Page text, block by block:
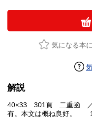
気になる本
解説
40×33 301頁 二重函 ／
有。本文は概ね良好。